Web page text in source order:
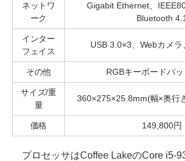
ネットワ
ーク
Gigabit Ethernet、
Bluetooth 4.1
インター
フェイス
USB 3.0×3、Webカメラ
その他 RGBキーボードバッ
サイズ/重
量
360×275×25.8mm(幅×奥行
価格 149,800円
プロセッサはCoffee LakeのCore i5-